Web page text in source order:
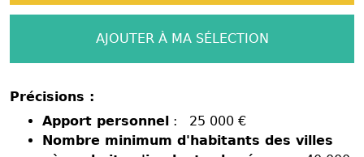
AJOUTER À MA SÉLECTION
Précisions :
Apport personnel : 25 000 €
Nombre minimum d'habitants des villes